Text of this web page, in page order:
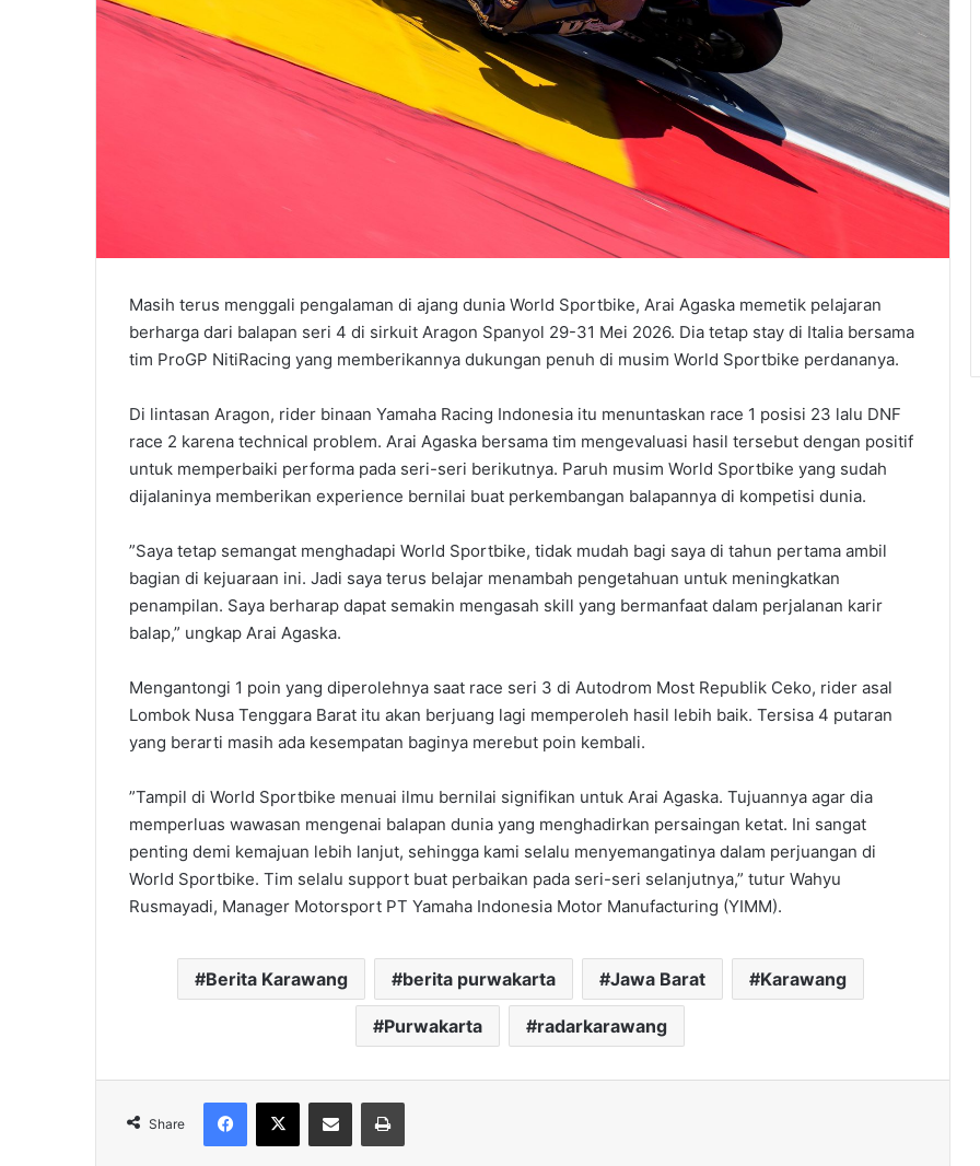
Masih terus menggali pengalaman di ajang dunia World Sportbike, Arai Agaska memetik pelajaran
berharga dari balapan seri 4 di sirkuit Aragon Spanyol 29-31 Mei 2026. Dia tetap stay di Italia bersama
tim ProGP NitiRacing yang memberikannya dukungan penuh di musim World Sportbike perdananya.
Di lintasan Aragon, rider binaan Yamaha Racing Indonesia itu menuntaskan race 1 posisi 23 lalu DNF
race 2 karena technical problem. Arai Agaska bersama tim mengevaluasi hasil tersebut dengan positif
untuk memperbaiki performa pada seri-seri berikutnya. Paruh musim World Sportbike yang sudah
dijalaninya memberikan experience bernilai buat perkembangan balapannya di kompetisi dunia.
”Saya tetap semangat menghadapi World Sportbike, tidak mudah bagi saya di tahun pertama ambil
bagian di kejuaraan ini. Jadi saya terus belajar menambah pengetahuan untuk meningkatkan
penampilan. Saya berharap dapat semakin mengasah skill yang bermanfaat dalam perjalanan karir
balap,” ungkap Arai Agaska.
Mengantongi 1 poin yang diperolehnya saat race seri 3 di Autodrom Most Republik Ceko, rider asal
Lombok Nusa Tenggara Barat itu akan berjuang lagi memperoleh hasil lebih baik. Tersisa 4 putaran
yang berarti masih ada kesempatan baginya merebut poin kembali.
”Tampil di World Sportbike menuai ilmu bernilai signifikan untuk Arai Agaska. Tujuannya agar dia
memperluas wawasan mengenai balapan dunia yang menghadirkan persaingan ketat. Ini sangat
penting demi kemajuan lebih lanjut, sehingga kami selalu menyemangatinya dalam perjuangan di
World Sportbike. Tim selalu support buat perbaikan pada seri-seri selanjutnya,” tutur Wahyu
Rusmayadi, Manager Motorsport PT Yamaha Indonesia Motor Manufacturing (YIMM).
Berita Karawang berita purwakarta Jawa Barat Karawang
Purwakarta radarkarawang
Share
Facebook
X Share via Email Print